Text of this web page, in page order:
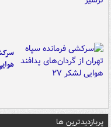
پربازدیدترین ها